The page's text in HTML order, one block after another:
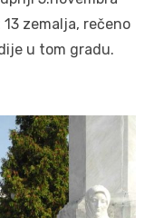
zemalja, rečeno
u tom gradu.